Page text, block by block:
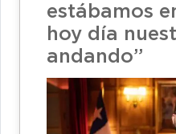
estábamos
hoy día
andando”